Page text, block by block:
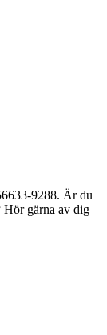
9288. Är du
Hör gärna av dig